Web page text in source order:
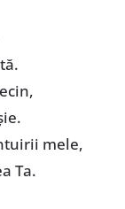
mele,
Ta.